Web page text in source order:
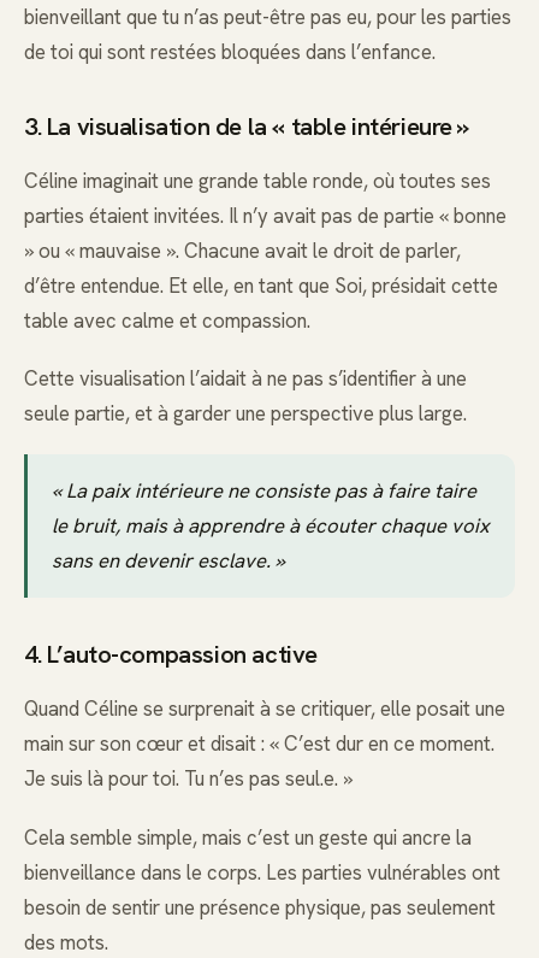
bienveillant que tu n’as peut-être pas eu, pour les parties
de toi qui sont restées bloquées dans l’enfance.
3. La visualisation de la « table intérieure »
Céline imaginait une grande table ronde, où toutes ses
parties étaient invitées. Il n’y avait pas de partie « bonne
» ou « mauvaise ». Chacune avait le droit de parler,
d’être entendue. Et elle, en tant que Soi, présidait cette
table avec calme et compassion.
Cette visualisation l’aidait à ne pas s’identifier à une
seule partie, et à garder une perspective plus large.
« La paix intérieure ne consiste pas à faire taire
le bruit, mais à apprendre à écouter chaque voix
sans en devenir esclave. »
4. L’auto-compassion active
Quand Céline se surprenait à se critiquer, elle posait une
main sur son cœur et disait : « C’est dur en ce moment.
Je suis là pour toi. Tu n’es pas seul.e. »
Cela semble simple, mais c’est un geste qui ancre la
bienveillance dans le corps. Les parties vulnérables ont
besoin de sentir une présence physique, pas seulement
des mots.